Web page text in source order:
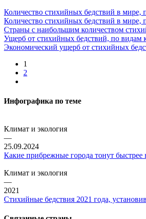
Количество стихийных бедствий в мире,
Количество стихийных бедствий в мире,
Страны с наибольшим количеством
Ущерб от стихийных бедствий, по видам
Экономический ущерб от стихийных
1
2
Инфографика по теме
Климат и экология
—
25.09.2024
Какие прибрежные города тонут быстрее
Климат и экология
—
2021
Стихийные бедствия 2021 года,